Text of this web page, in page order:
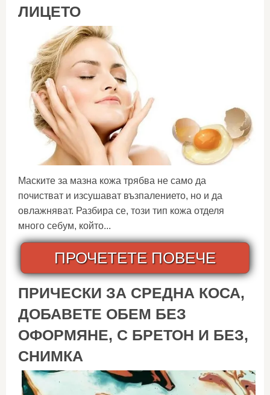
ЛИЦЕТО
Маските за мазна кожа трябва не само да
почистват и изсушават възпалението, но и да
овлажняват. Разбира се, този тип кожа отделя
много себум, който...
ПРОЧЕТЕТЕ ПОВЕЧЕ
ПРИЧЕСКИ ЗА СРЕДНА КОСА,
ДОБАВЕТЕ ОБЕМ БЕЗ
ОФОРМЯНЕ, С БРЕТОН И БЕЗ,
СНИМКА